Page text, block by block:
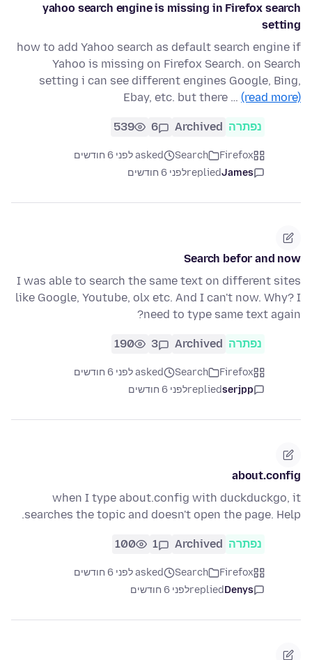
yahoo search engine is missing in Firefox search
setting
how to add Yahoo search as default search engine if
Yahoo is missing on Firefox Search. on Search
setting i can see different engines Google, Bing,
Ebay, etc. but there … (read more)
נפתרה Archived
6
539
Firefox
Search
asked לפני 6 חודשים
James
repliedלפני 6 חודשים
Search befor and now
I was able to search the same text on different sites
like Google, Youtube, olx etc. And I can't now. Why? I
need to type same text again?
נפתרה Archived
3
190
Firefox
Search
asked לפני 6 חודשים
serjpp
repliedלפני 6 חודשים
about.config
when I type about.config with duckduckgo, it
searches the topic and doesn't open the page. Help.
נפתרה Archived
1
100
Firefox
Search
asked לפני 6 חודשים
Denys
repliedלפני 6 חודשים